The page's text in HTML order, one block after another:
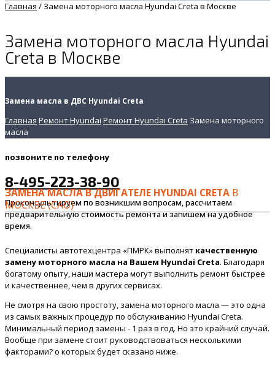
Главная / Замена моторного масла Hyundai Creta в Москве
Замена моторного масла Hyundai
Creta в Москве
Замена масла в ДВС Hyundai Creta
Главная Ремонт Hyundai Ремонт Hyundai Creta Замена моторного
масла
позвоните по телефону
8-495-223-38-90
Проконсультируем по возникшим вопросам, рассчитаем
предварительную стоимость ремонта и запишем на удобное
время.
ЗАМЕНА МАСЛА В ДВИГАТЕЛЕ HYUNDAI CRETA В
МОСКВЕ (САО)
Специалисты автотехцентра «ПМРК» выполнят качественную
замену моторного масла на Вашем Hyundai Creta. Благодаря
богатому опыту, наши мастера могут выполнить ремонт быстрее
и качественнее, чем в других сервисах.
Не смотря на свою простоту, замена моторного масла — это одна
из самых важных процедур по обслуживанию Hyundai Creta.
Минимальный период замены - 1 раз в год. Но это крайний случай.
Вообще при замене стоит руководствоваться несколькими
факторами? о которых будет сказано ниже.